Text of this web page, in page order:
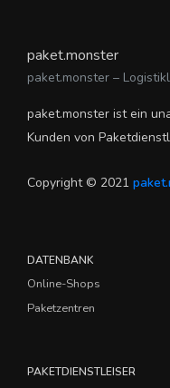
paket.monster
paket.monster –
paket.monster ist ein
Kunden von
Copyright © 2021
DATENBANK
Online-Shops
Paketzentren
PAKETDIENSTLEISER